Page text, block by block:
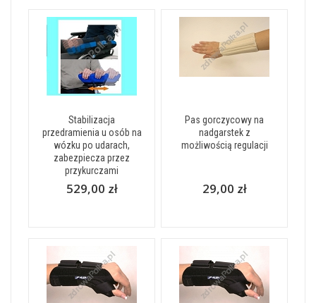
Stabilizacja
przedramienia u osób na
wózku po udarach,
zabezpiecza przez
przykurczami
529,00 zł
Pas gorczycowy na
nadgarstek z
możliwością regulacji
29,00 zł